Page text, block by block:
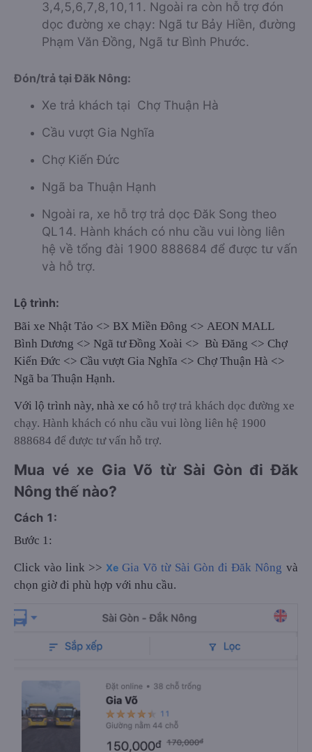
3,4,5,6,7,8,10,11. Ngoài ra còn hỗ trợ đón
dọc đường xe chạy: Ngã tư Bảy Hiền, đường
Phạm Văn Đồng, Ngã tư Bình Phước.
Đón/trả tại Đăk Nông:
Xe trả khách tại Chợ Thuận Hà
Cầu vượt Gia Nghĩa
Chợ Kiến Đức
Ngã ba Thuận Hạnh
Ngoài ra, xe hỗ trợ trả dọc Đăk Song theo
QL14. Hành khách có nhu cầu vui lòng liên
hệ về tổng đài 1900 888684 để được tư vấn
và hỗ trợ.
Lộ trình:
Bãi xe Nhật Tảo <> BX Miền Đông <> AEON MALL
Bình Dương <> Ngã tư Đồng Xoài <> Bù Đăng <> Chợ
Kiến Đức <> Cầu vượt Gia Nghĩa <> Chợ Thuận Hà <>
Ngã ba Thuận Hạnh.
Với lộ trình này, nhà xe có hỗ trợ trả khách dọc đường xe
chạy. Hành khách có nhu cầu vui lòng liên hệ 1900
888684 để được tư vấn hỗ trợ.
Mua vé xe Gia Võ từ Sài Gòn đi Đăk
Nông thế nào?
Cách 1:
Bước 1:
Click vào link >> Xe Gia Võ từ Sài Gòn đi Đăk Nông và
chọn giờ đi phù hợp với nhu cầu.